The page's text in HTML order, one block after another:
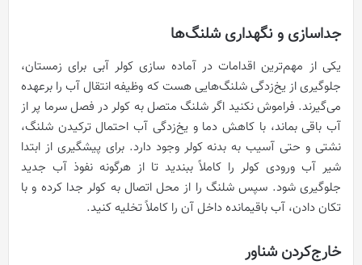
جداسازی و نگهداری شلنگ‌ها
یکی از مهم‌ترین اقدامات در آماده سازی کولر آبی برای زمستان،
جلوگیری از یخ‌زدگی شلنگ‌هایی هست که وظیفه انتقال آب را برعهده
می‌گیرند. فراموش نکنید اگر شلنگ متصل به کولر در فصل سرما پر از
آب باقی بماند، با کاهش دما و یخ‌زدگی آب احتمال ترکیدن شلنگ،
نشتی و حتی آسیب به بدنه کولر وجود دارد. برای پیشگیری از ابتدا
شیر آب ورودی کولر را کاملاً ببندید تا از هرگونه نفوذ آب جدید
جلوگیری شود. سپس شلنگ را از محل اتصال به کولر جدا کرده و با
تکان دادن، آب باقیمانده داخل آن را کاملاً تخلیه کنید.
خارج‌کردن شناور